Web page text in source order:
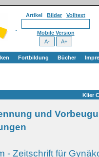
Artikel Bilder Volltext
Mobile Version
Fortbildung Bücher
Klier
und
- Zeitschrift für